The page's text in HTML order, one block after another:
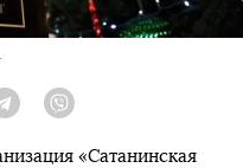
Telegram
«Сатанинская